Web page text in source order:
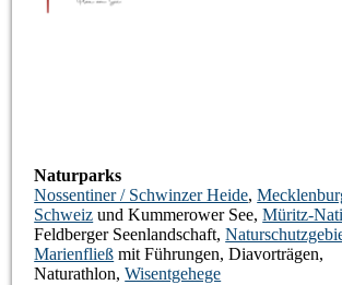
Naturparks
Nossentiner / Schwinzer Heide,
Schweiz und Kummerower See,Müritz-
Feldberger Seenlandschaft,
Marienfließ mit Führungen, Diavorträgen,
Naturathlon,Wisentgehege